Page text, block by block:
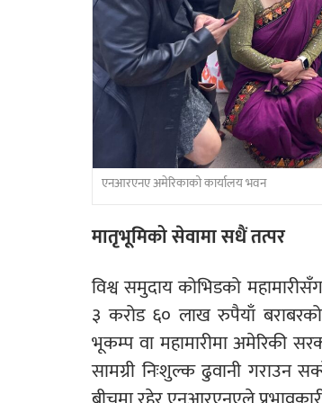
एनआरएनए अमेरिकाको कार्यालय भवन
मातृभूमिको सेवामा सधैं तत्पर
विश्व समुदाय कोभिडको
३ करोड ६० लाख रुपैयाँ बराबरको
भूकम्प वा महामारीमा अमेरिकी
सामग्री निःशुल्क ढुवानी